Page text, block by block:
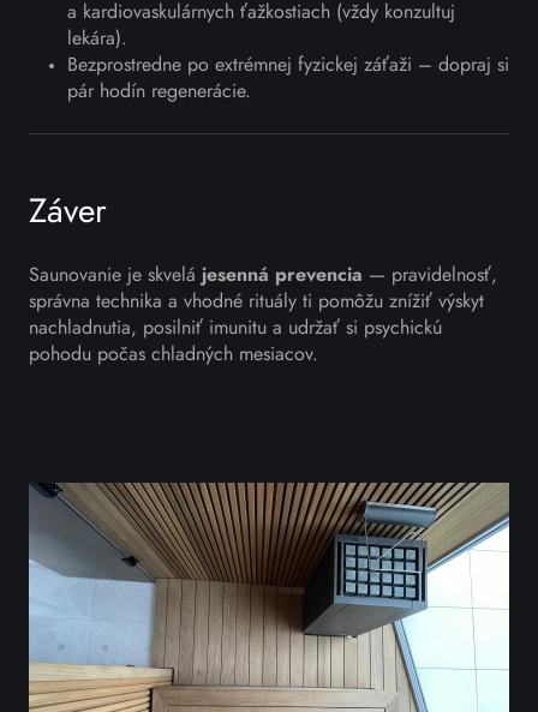
a kardiovaskulárnych ťažkostiach (vždy konzultuj
lekára).
Bezprostredne po extrémnej fyzickej záťaži – dopraj si
pár hodín regenerácie.
Záver
Saunovanie je skvelá jesenná prevencia — pravidelnosť,
správna technika a vhodné rituály ti pomôžu znížiť výskyt
nachladnutia, posilniť imunitu a udržať si psychickú
pohodu počas chladných mesiacov.